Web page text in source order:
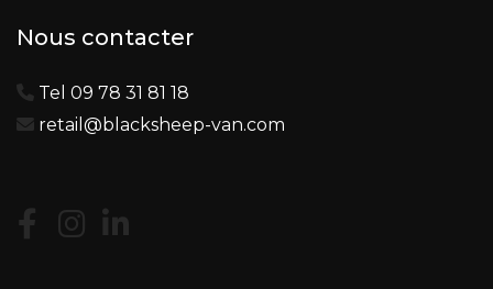
Nous contacter
Tel 09 78 31 81 18
retail@blacksheep-van.com